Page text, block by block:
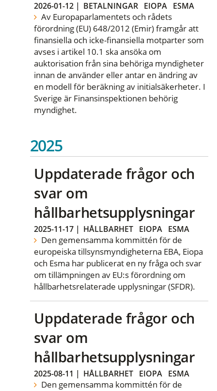
2026-01-12 | BETALNINGAR EIOPA ESMA
Av Europaparlamentets och rådets
förordning (EU) 648/2012 (Emir) framgår att
finansiella och icke-finansiella motparter som
avses i artikel 10.1 ska ansöka om
auktorisation från sina behöriga myndigheter
innan de använder eller antar en ändring av
en modell för beräkning av initialsäkerheter. I
Sverige är Finansinspektionen behörig
myndighet.
2025
Uppdaterade frågor och
svar om
hållbarhetsupplysningar
2025-11-17 | HÅLLBARHET EIOPA ESMA
Den gemensamma kommittén för de
europeiska tillsynsmyndigheterna EBA, Eiopa
och Esma har publicerat en ny fråga och svar
om tillämpningen av EU:s förordning om
hållbarhetsrelaterade upplysningar (SFDR).
Uppdaterade frågor och
svar om
hållbarhetsupplysningar
2025-08-11 | HÅLLBARHET EIOPA ESMA
Den gemensamma kommittén för de